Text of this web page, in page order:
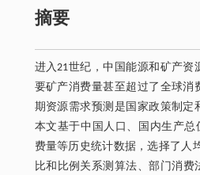
摘要
进入21世纪，中国能源和矿产资
要矿产消费量甚至超过了全球消
期资源需求预测是国家政策制定
本文基于中国人口、国内生产总
费量等历史统计数据，选择了人
比和比例关系测算法、部门消费